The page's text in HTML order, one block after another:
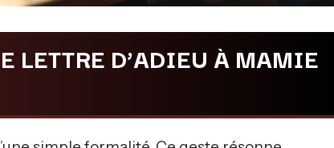
LETTRE D’ADIEU À MAMIE